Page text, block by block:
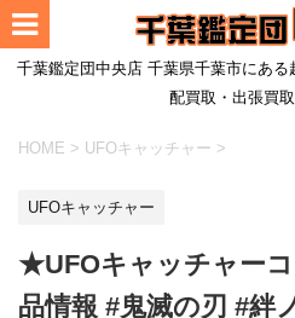
千葉鑑定団中央店 千葉県千葉市にあ
配買取・出張買
HOME > UFOキャッチャー >
UFOキャッチャー
★UFOキャッチャー
品情報 #鬼滅の刃 #絆